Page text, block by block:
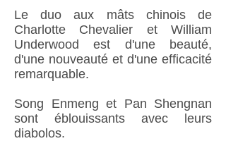
Le duo aux mâts chinois de
Charlotte Chevalier et William
Underwood est d'une beauté,
d'une nouveauté et d'une efficacité
remarquable.
Song Enmeng et Pan Shengnan
sont éblouissants avec leurs
diabolos.